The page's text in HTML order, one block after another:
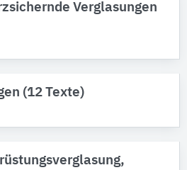
Verglasungen
(12 Texte)